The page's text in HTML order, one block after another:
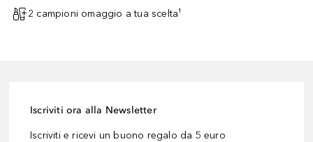
2 campioni omaggio a tua scelta¹
Iscriviti ora alla Newsletter
Iscriviti e ricevi un buono regalo da 5 euro